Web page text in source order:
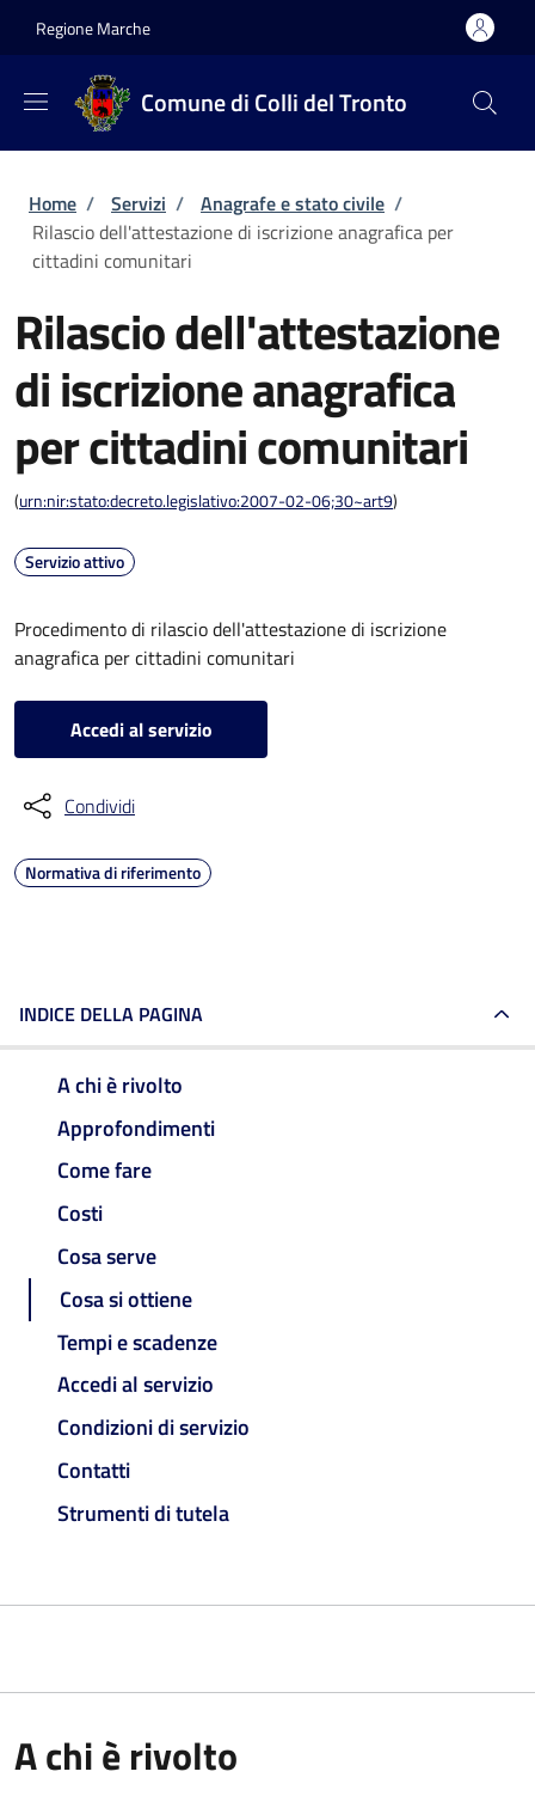
Regione Marche
Comune di Colli del Tronto
Briciole di pane
Home / Servizi / Anagrafe e stato civile /
Rilascio dell'attestazione di iscrizione anagrafica per
cittadini comunitari
Rilascio dell'attestazione
di iscrizione anagrafica
per cittadini comunitari
(urn:nir:stato:decreto.legislativo:2007-02-06;30~art9)
Servizio attivo
Procedimento di rilascio dell'attestazione di iscrizione
anagrafica per cittadini comunitari
Accedi al servizio
Condividi
Normativa di riferimento
INDICE DELLA PAGINA
A chi è rivolto
Approfondimenti
Come fare
Costi
Cosa serve
Cosa si ottiene
Tempi e scadenze
Accedi al servizio
Condizioni di servizio
Contatti
Strumenti di tutela
A chi è rivolto